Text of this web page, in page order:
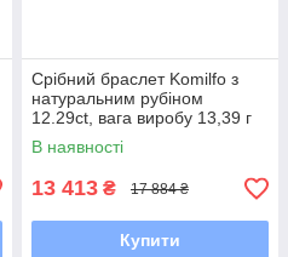
Срібний браслет Komilfo з
натуральним рубіном
12.29ct, вага виробу 13,39 г
(2166818) 1720 розмір
В наявності
13 413 ₴ 17 884 ₴
Купити